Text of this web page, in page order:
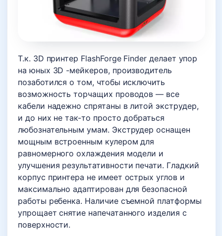
Т.к. 3D принтер FlashForge Finder делает упор
на юных 3D -мейкеров, производитель
позаботился о том, чтобы исключить
возможность торчащих проводов — все
кабели надежно спрятаны в литой экструдер,
и до них не так-то просто добраться
любознательным умам. Экструдер оснащен
мощным встроенным кулером для
равномерного охлаждения модели и
улучшения результативности печати. Гладкий
корпус принтера не имеет острых углов и
максимально адаптирован для безопасной
работы ребенка. Наличие съемной платформы
упрощает снятие напечатанного изделия с
поверхности.